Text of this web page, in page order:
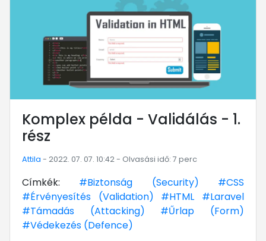
Komplex példa - Validálás - 1.
rész
Attila - 2022. 07. 07. 10:42 - Olvasási idő: 7 perc
Címkék: #Biztonság (Security)
#CSS
#Érvényesítés (Validation)
#HTML
#Laravel
#Támadás (Attacking)
#Űrlap (Form)
#Védekezés (Defence)